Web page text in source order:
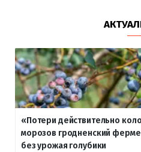
«Потери действительно
морозов гродненский
без урожая голубики